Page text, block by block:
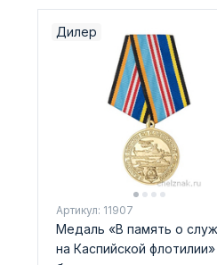
Дилер
Артикул: 11907
Медаль «В память о
на Каспийской флотилии»